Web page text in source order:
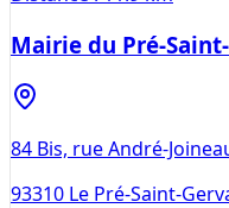
Mairie du Pré-
84 Bis, rue André-
93310 Le Pré-Saint-